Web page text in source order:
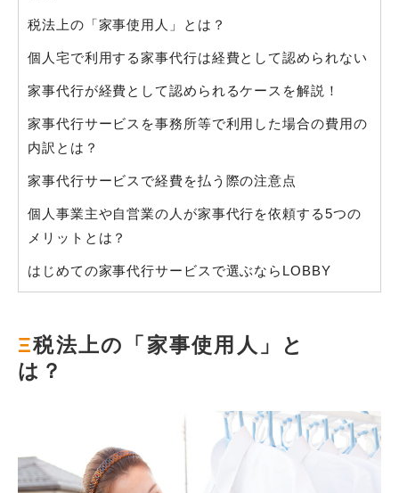
税法上の「家事使用人」とは？
個人宅で利用する家事代行は経費として認められない
家事代行が経費として認められるケースを解説！
家事代行サービスを事務所等で利用した場合の費用の
内訳とは？
家事代行サービスで経費を払う際の注意点
個人事業主や自営業の人が家事代行を依頼する5つの
メリットとは？
はじめての家事代行サービスで選ぶならLOBBY
Ξ税法上の「家事使用人」と
は？